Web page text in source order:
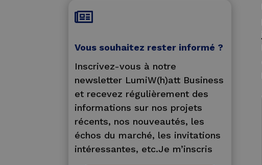

Vous souhaitez rester informé ?
Inscrivez-vous à notre
newsletter LumiW(h)att Business
et recevez régulièrement des
informations sur nos projets
récents, nos nouveautés, les
échos du marché, les invitations
intéressantes, etc.Je m’inscris